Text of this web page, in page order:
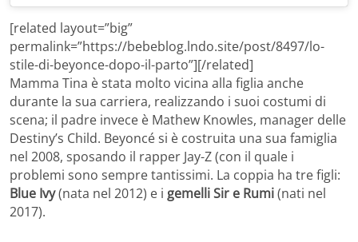
[related layout=”big”
permalink=”https://bebeblog.lndo.site/post/8497/lo-
stile-di-beyonce-dopo-il-parto”][/related]
Mamma Tina è stata molto vicina alla figlia anche
durante la sua carriera, realizzando i suoi costumi di
scena; il padre invece è Mathew Knowles, manager delle
Destiny’s Child. Beyoncé si è costruita una sua famiglia
nel 2008, sposando il rapper Jay-Z (con il quale i
problemi sono sempre tantissimi. La coppia ha tre figli:
Blue Ivy(nata nel 2012) e i gemelli Sir e Rumi(nati nel
2017).